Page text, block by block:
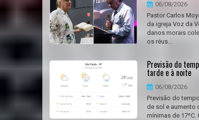
06/08/2026
Pastor Carlos
da igreja Voz da
danos morais
os réus...
Previsão do
tarde e à noite
06/08/2026
Previsão do
de sol e aumento
mínimas de